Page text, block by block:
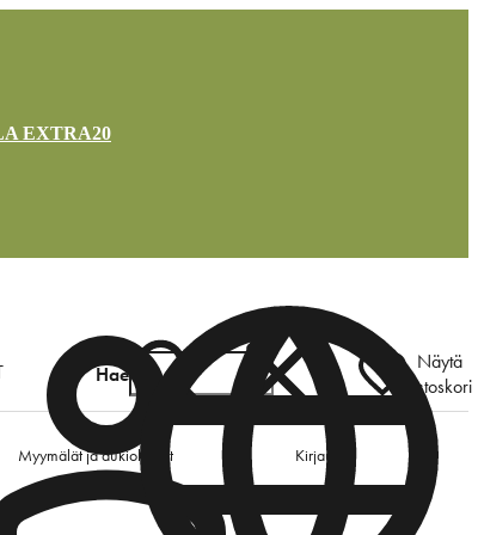
EXTRA20
Myymälät ja aukioloajat Kirjaudu
Hae
Näytä
ostoskori